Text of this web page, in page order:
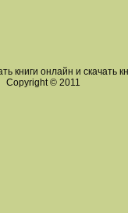
книги онлайн и скачать
Copyright © 2011